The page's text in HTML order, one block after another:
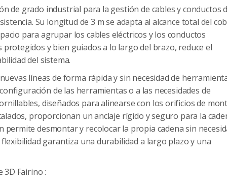
de grado industrial para la gestión de cables y conductos
Su longitud de 3 m se adapta al alcance total del
para agrupar los cables eléctricos y los conductos
y bien guiados a lo largo del brazo, reduce el
del sistema.
líneas de forma rápida y sin necesidad de
de las herramientas o a las necesidades de
diseñados para alinearse con los orificios de
proporcionan un anclaje rígido y seguro para la
desmontar y recolocar la propia cadena sin
garantiza una durabilidad a largo plazo y una
3D Fairino :